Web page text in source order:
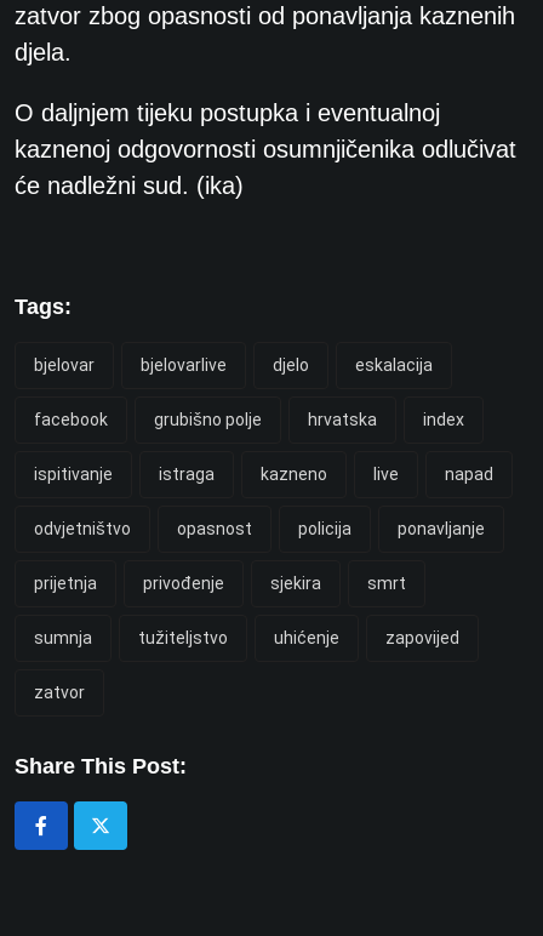
zatvor zbog opasnosti od ponavljanja kaznenih
djela.
O daljnjem tijeku postupka i eventualnoj
kaznenoj odgovornosti osumnjičenika odlučivat
će nadležni sud. (ika)
Tags:
bjelovar bjelovarlive djelo eskalacija
facebook grubišno polje hrvatska index
ispitivanje istraga kazneno live napad
odvjetništvo opasnost policija ponavljanje
prijetnja privođenje sjekira smrt
sumnja tužiteljstvo uhićenje zapovijed
zatvor
Share This Post: